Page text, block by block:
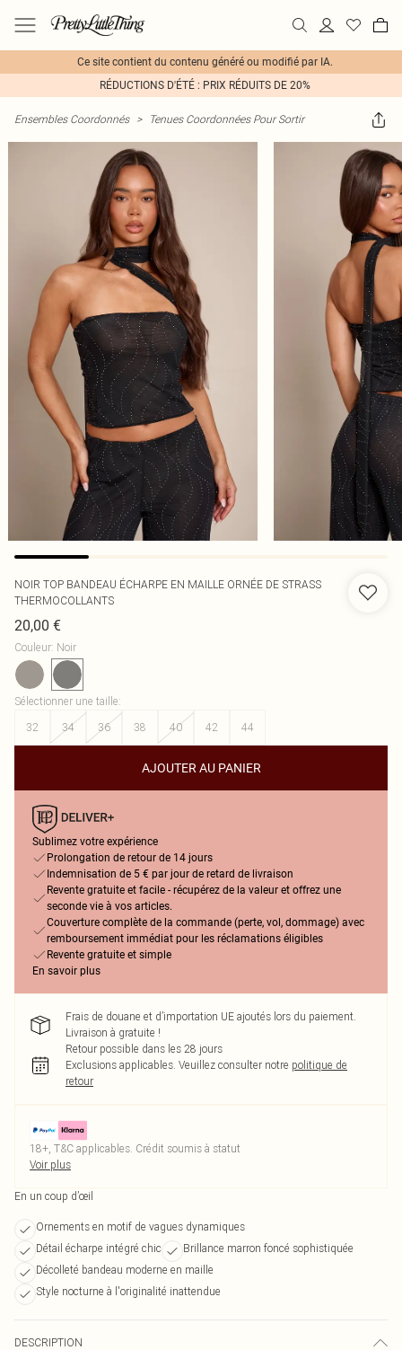
Ce site contient du contenu généré ou modifié par IA.
RÉDUCTIONS D'ÉTÉ : PRIX RÉDUITS DE 20%
Ensembles Coordonnés > Tenues Coordonnées Pour Sortir
NOIR TOP BANDEAU ÉCHARPE EN MAILLE ORNÉE DE STRASS
THERMOCOLLANTS
20,00 €
Couleur: Noir
Sélectionner une taille:
32
34 36 38 40 42 44
AJOUTER AU PANIER
Sublimez votre expérience
Prolongation de retour de 14 jours
Indemnisation de 5 € par jour de retard de livraison
Revente gratuite et facile - récupérez de la valeur et offrez une
seconde vie à vos articles.
Couverture complète de la commande (perte, vol, dommage) avec
remboursement immédiat pour les réclamations éligibles
Revente gratuite et simple
En savoir plus
Frais de douane et d’importation UE ajoutés lors du paiement.
Livraison à gratuite !
Retour possible dans les 28 jours
Exclusions applicables. Veuillez consulter notre politique de
retour
18+, T&C applicables. Crédit soumis à statut
Voir plus
En un coup d’œil
Ornements en motif de vagues dynamiques
Détail écharpe intégré chic
Brillance marron foncé sophistiquée
Décolleté bandeau moderne en maille
Style nocturne à l'originalité inattendue
DESCRIPTION